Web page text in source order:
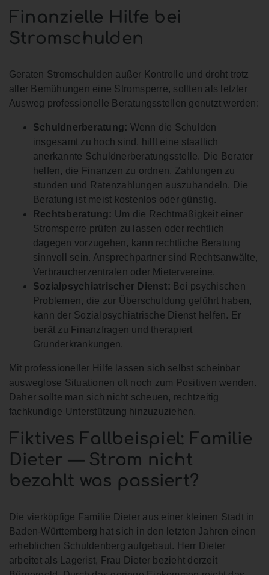
Finanzielle Hilfe bei
Stromschulden
Geraten Stromschulden außer Kontrolle und droht trotz
aller Bemühungen eine Stromsperre, sollten als letzter
Ausweg professionelle Beratungsstellen genutzt werden:
Schuldnerberatung: Wenn die Schulden
insgesamt zu hoch sind, hilft eine staatlich
anerkannte Schuldnerberatungsstelle. Die Berater
helfen, die Finanzen zu ordnen, Zahlungen zu
stunden und Ratenzahlungen auszuhandeln. Die
Beratung ist meist kostenlos oder günstig.
Rechtsberatung: Um die Rechtmäßigkeit einer
Stromsperre prüfen zu lassen oder rechtlich
dagegen vorzugehen, kann rechtliche Beratung
sinnvoll sein. Ansprechpartner sind Rechtsanwälte,
Verbraucherzentralen oder Mietervereine.
Sozialpsychiatrischer Dienst: Bei psychischen
Problemen, die zur Überschuldung geführt haben,
kann der Sozialpsychiatrische Dienst helfen. Er
berät zu Finanzfragen und therapiert
Grunderkrankungen.
Mit professioneller Hilfe lassen sich selbst scheinbar
ausweglose Situationen oft noch zum Positiven wenden.
Daher sollte man sich nicht scheuen, rechtzeitig
fachkundige Unterstützung hinzuzuziehen.
Fiktives Fallbeispiel: Familie
Dieter — Strom nicht
bezahlt was passiert?
Die vierköpfige Familie Dieter aus einer kleinen Stadt in
Baden-Württemberg hat sich in den letzten Jahren einen
erheblichen Schuldenberg aufgebaut. Herr Dieter
arbeitet als Lagerist, Frau Dieter bezieht derzeit